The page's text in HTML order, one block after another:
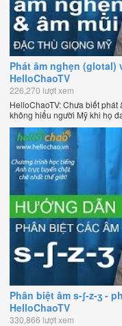
Phát âm nghẹn (glotal)
HelloChaoTV
226,270 lượt xem
HelloChaoTV: Chưa biết
không hiểu người Mỹ khi họ
phát âm tiếng Anh giọng Mỹ
của thầy Phạm Việt Thắng,
dạy tiếng Anh trực tuyến
Phân biệt âm s-ʃ-z-ʒ -
HelloChaoTV
330,866 lượt xem